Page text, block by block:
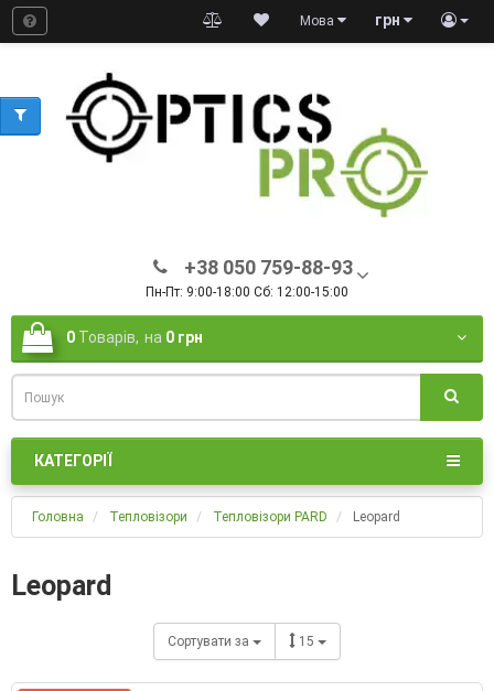
грн
Мова
+38 050 759-88-93
Пн-Пт: 9:00-18:00 Сб: 12:00-15:00
0 Товарів, на 0 грн
КАТЕГОРІЇ
Головна Тепловізори Тепловізори PARD Leopard
Leopard
Сортувати за 15